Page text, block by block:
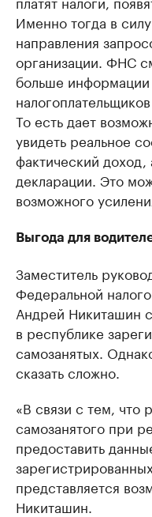
Именно тогда в
направления
организации. ФНС
больше информации
То есть дает
увидеть реальное
фактический доход,
декларации. Это
возможного
Выгода для
Заместитель
Федеральной
Андрей Никиташин
в республике
самозанятых.
сказать сложно.
«В связи с тем, что
самозанятого при
предоставить
представляется
Никиташин.